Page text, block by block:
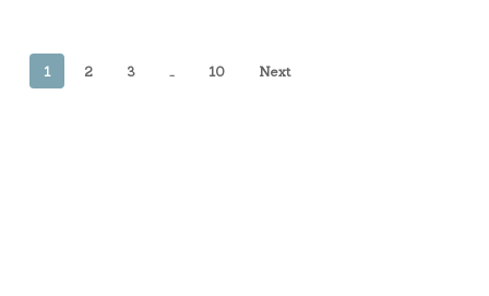
1 2 3 … 10 Next